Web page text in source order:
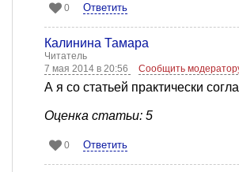
0 Ответить
Калинина Тамара
Читатель
7 мая 2014 в 20:56
Сообщить
А я со статьей практически
Оценка статьи: 5
0 Ответить